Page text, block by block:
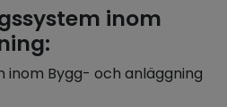
inom
inom Bygg- och anläggning